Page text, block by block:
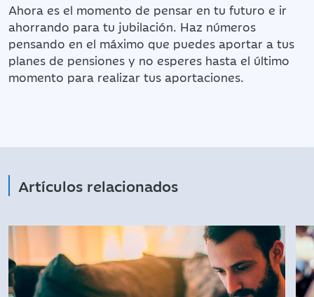
Ahora es el momento de pensar en tu futuro e ir
ahorrando para tu jubilación. Haz números
pensando en el máximo que puedes aportar a tus
planes de pensiones y no esperes hasta el último
momento para realizar tus aportaciones.
Artículos relacionados